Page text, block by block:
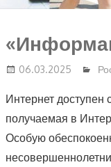
06.03.2025
Интернет
получаемая в
Особую